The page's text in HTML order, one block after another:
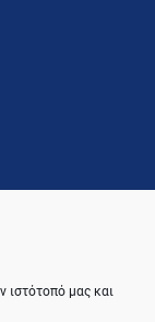
ιστότοπό μας και